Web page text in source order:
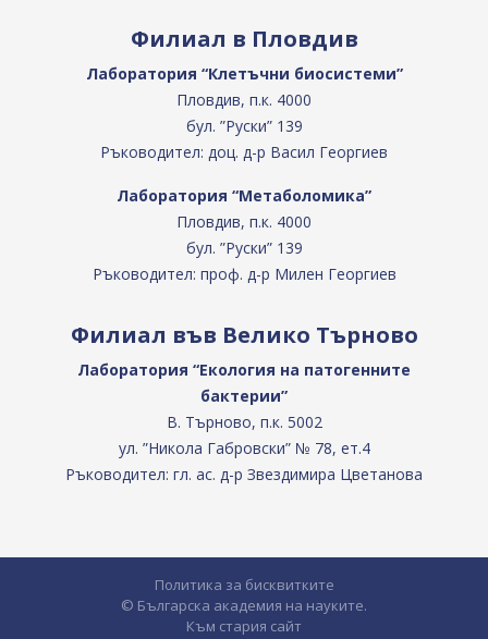
Филиал в Пловдив
Лаборатория “Клетъчни биосистеми”
Пловдив, п.к. 4000
бул. ”Руски” 139
Ръководител: доц. д-р Васил Георгиев
Лаборатория “Метаболомика”
Пловдив, п.к. 4000
бул. ”Руски” 139
Ръководител: проф. д-р Милен Георгиев
Филиал във Велико Търново
Лаборатория “Екология на патогенните
бактерии”
В. Търново, п.к. 5002
ул. ”Никола Габровски” № 78, ет.4
Ръководител: гл. ас. д-р Звездимира Цветанова
Политика за бисквитките
© Българска академия на науките.
Към стария сайт